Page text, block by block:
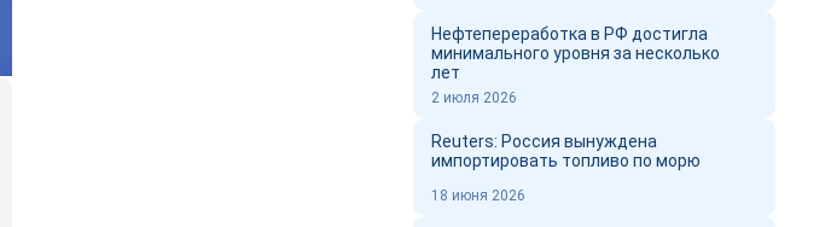
Нефтепереработка в РФ достигла
минимального уровня за несколько
лет
2 июля 2026
Reuters: Россия вынуждена
импортировать топливо по морю
18 июня 2026